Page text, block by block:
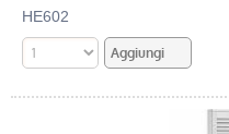
HE602